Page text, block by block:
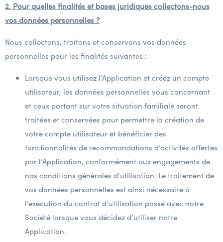
2. Pour quelles finalités et bases juridiques collectons-nous
vos données personnelles ?
Nous collectons, traitons et conservons vos données
personnelles pour les finalités suivantes :
Lorsque vous utilisez l’Application et créez un compte
utilisateur, les données personnelles vous concernant
et ceux portant sur votre situation familiale seront
traitées et conservées pour permettre la création de
votre compte utilisateur et bénéficier des
fonctionnalités de recommandations d’activités offertes
par l’Application, conformément aux engagements de
nos conditions générales d’utilisation. Le traitement de
vos données personnelles est ainsi nécessaire à
l’exécution du contrat d’utilisation passé avec notre
Société lorsque vous décidez d’utiliser notre
Application.